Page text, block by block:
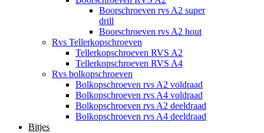
Boorschroeven rvs A2 super
drill
Boorschroeven rvs A2 hout
Rvs Tellerkopschroeven
Tellerkopschroeven RVS A2
Tellerkopschroeven RVS A4
Rvs bolkopschroeven
Bolkopschroeven rvs A2 voldraad
Bolkopschroeven rvs A4 voldraad
Bolkopschroeven rvs A2 deeldraad
Bolkopschroeven rvs A4 deeldraad
Bitjes